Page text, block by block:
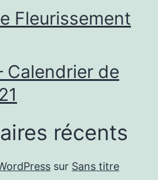
Fleurissement
Calendrier de
récents
sur Sans titre